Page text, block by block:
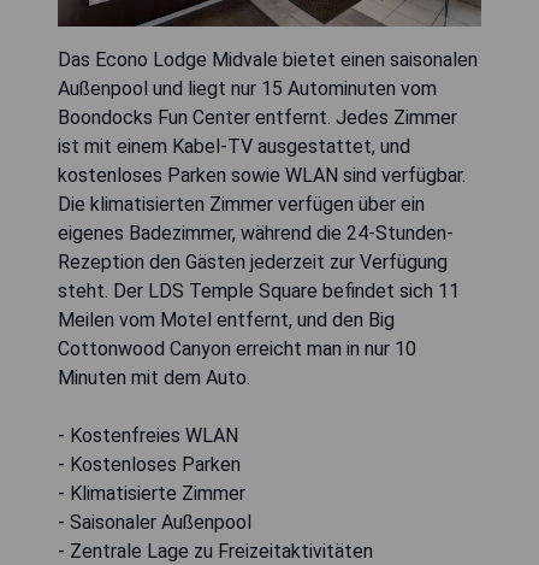
Das Econo Lodge Midvale bietet einen saisonalen
Außenpool und liegt nur 15 Autominuten vom
Boondocks Fun Center entfernt. Jedes Zimmer
ist mit einem Kabel-TV ausgestattet, und
kostenloses Parken sowie WLAN sind verfügbar.
Die klimatisierten Zimmer verfügen über ein
eigenes Badezimmer, während die 24-Stunden-
Rezeption den Gästen jederzeit zur Verfügung
steht. Der LDS Temple Square befindet sich 11
Meilen vom Motel entfernt, und den Big
Cottonwood Canyon erreicht man in nur 10
Minuten mit dem Auto.
- Kostenfreies WLAN
- Kostenloses Parken
- Klimatisierte Zimmer
- Saisonaler Außenpool
- Zentrale Lage zu Freizeitaktivitäten